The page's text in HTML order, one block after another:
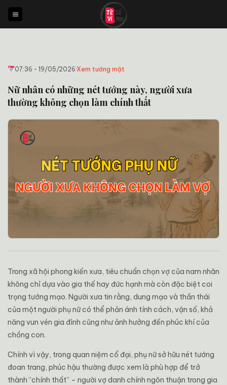
qua
nội
07:36 - 19/05/2026·Xem tướng mặt
Nữ nhân có những nét tướng này, người xưa
thường không chọn làm chính thất
Trong xã hội phong kiến xưa, tiêu chuẩn chọn vợ của nam nhân
không chỉ dựa vào gia thế hay đức hạnh mà còn đặc biệt coi
trọng tướng mạo. Người xưa tin rằng, dung mạo và thần thái
của một người phụ nữ có thể phản ánh tính cách, vận số, khả
năng vun vén gia đình cũng như ảnh hưởng đến phúc khí của
chồng con.
Chính vì vậy, trong quan niệm cổ đại, phụ nữ sở hữu nét tướng
đoan trang, phúc hậu thường được xem là phù hợp để trở
thành “chính thất” – người vợ danh chính ngôn thuận trong gia